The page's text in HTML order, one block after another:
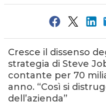
Cresce il dissenso
strategia di Steve
contante per 70
anno. “Così si
dell’azienda”